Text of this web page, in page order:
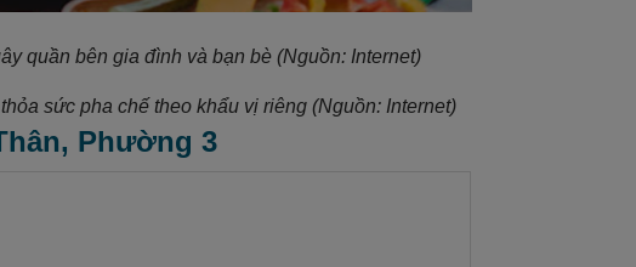
quần bên gia đình và bạn bè (Nguồn: Internet)
sức pha chế theo khẩu vị riêng (Nguồn: Internet)
Phường 3